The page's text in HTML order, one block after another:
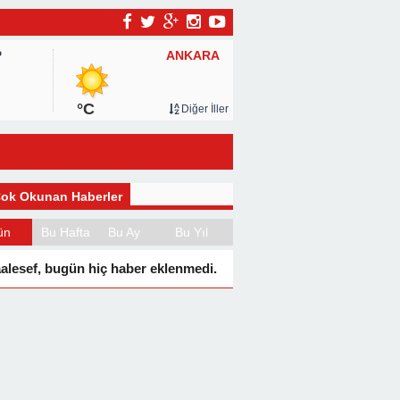
ANKARA
°C Diğer İller
Okunan Haberler
Bu Hafta Bu Ay Bu Yıl
bugün hiç haber eklenmedi.